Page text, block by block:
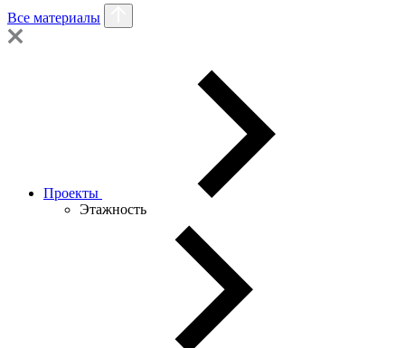
Все материалы
Проекты
Этажность